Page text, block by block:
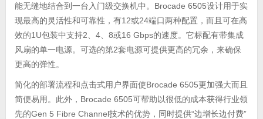
能无缝地结合到一台入门级交换机中。 Brocade 6505设计用于实
现最高的灵活性和可靠性，有12或24端口两种配置，而且可在高
效的1U包装中支持2 4、 8或16 Gbps的速度。它标配有带集成
风扇的单一电源。可选的第2套电源可提供更高的冗余，来确保
更高的弹性。
简化的部署流程和点击式用户界面使Brocade 6505更加强大而且
简便易用。此外， Brocade 6505可帮助以很低的成本获得行业领
先的Gen 5 Fibre Channel技术的优势，同时提供“边增长边付费”